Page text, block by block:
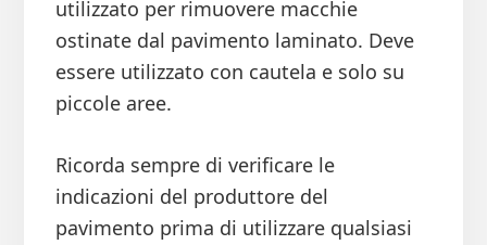
utilizzato per rimuovere macchie
ostinate dal pavimento laminato. Deve
essere utilizzato con cautela e solo su
piccole aree.
Ricorda sempre di verificare le
indicazioni del produttore del
pavimento prima di utilizzare qualsiasi